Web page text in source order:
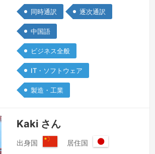
めさせていただきました。通訳者、翻訳
者として、語学だけではなく、様々な知
識と日々の努力が欠かせずと意識しなが
ら、「よりよいサービスを提供できるよ
うに」をモットーに、常に好奇心と向上
心を持って自分を励まして磨いておりま
す。そして、仕事上、最後まで責任感を
同時通訳 逐次通訳
中国語
ビジネス全般
IT・ソフトウェア
製造・工業
Kaki さん
出身国 居住国